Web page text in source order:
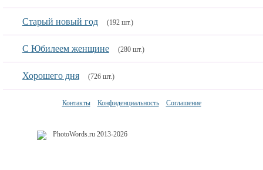
Старый новый год (192 шт.)
С Юбилеем женщине (280 шт.)
Хорошего дня (726 шт.)
Контакты Конфиденциальность Соглашение
PhotoWords.ru 2013-2026